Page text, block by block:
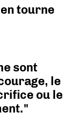
tourne
sont
le
ou le